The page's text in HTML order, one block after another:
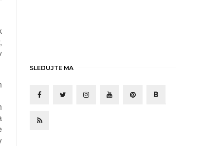
SLEDUJTE MA